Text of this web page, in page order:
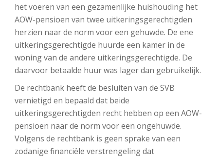
het voeren van een gezamenlijke huishouding het
AOW-pensioen van twee uitkeringsgerechtigden
herzien naar de norm voor een gehuwde. De ene
uitkeringsgerechtigde huurde een kamer in de
woning van de andere uitkeringsgerechtigde. De
daarvoor betaalde huur was lager dan gebruikelijk.
De rechtbank heeft de besluiten van de SVB
vernietigd en bepaald dat beide
uitkeringsgerechtigden recht hebben op een AOW-
pensioen naar de norm voor een ongehuwde.
Volgens de rechtbank is geen sprake van een
zodanige financiële verstrengeling dat